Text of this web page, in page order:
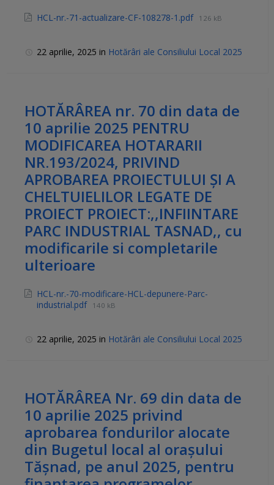
HCL-nr.-71-actualizare-CF-108278-1.pdf 126 kB
22 aprilie, 2025 in Hotărâri ale Consiliului Local 2025
HOTĂRÂREA nr. 70 din data de
10 aprilie 2025 PENTRU
MODIFICAREA HOTARARII
NR.193/2024, PRIVIND
APROBAREA PROIECTULUI ȘI A
CHELTUIELILOR LEGATE DE
PROIECT PROIECT:,,INFIINTARE
PARC INDUSTRIAL TASNAD,, cu
modificarile si completarile
ulterioare
HCL-nr.-70-modificare-HCL-depunere-Parc-
industrial.pdf 140 kB
22 aprilie, 2025 in Hotărâri ale Consiliului Local 2025
HOTĂRÂREA Nr. 69 din data de
10 aprilie 2025 privind
aprobarea fondurilor alocate
din Bugetul local al oraşului
Tășnad, pe anul 2025, pentru